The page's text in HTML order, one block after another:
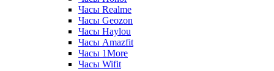
Часы Realme
Часы Geozon
Часы Haylou
Часы Amazfit
Часы 1More
Часы Wifit